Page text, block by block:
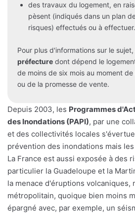
des travaux du logement, en
pèsent (indiqués dans un plan
risques) effectués ou à effectuer.
Pour plus d'informations sur le sujet,
préfecture dont dépend le
de moins de six mois au moment
ou de la promesse de vente.
Depuis 2003, les Programmes
des Inondations (PAPI), par une
et des collectivités locales
prévention des inondations mais
La France est aussi exposée à des
particulier la Guadeloupe et la
la menace d'éruptions volcaniques,
métropolitain, quoique bien moins
épargné avec, par exemple, un